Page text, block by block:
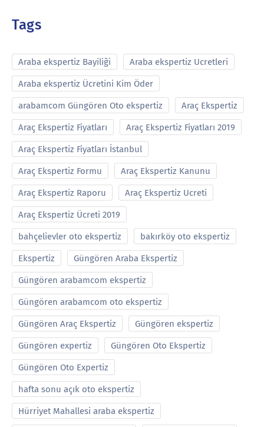
Tags
Araba ekspertiz Bayiliği Araba ekspertiz Ucretleri
Araba ekspertiz Ücretini Kim Öder
arabamcom Güngören Oto ekspertiz Araç Ekspertiz
Araç Ekspertiz Fiyatları Araç Ekspertiz Fiyatları 2019
Araç Ekspertiz Fiyatları İstanbul
Araç Ekspertiz Formu Araç Ekspertiz Kanunu
Araç Ekspertiz Raporu Araç Ekspertiz Ucreti
Araç Ekspertiz Ücreti 2019
bahçelievler oto ekspertiz bakırköy oto ekspertiz
Ekspertiz Güngören Araba Ekspertiz
Güngören arabamcom ekspertiz
Güngören arabamcom oto ekspertiz
Güngören Araç Ekspertiz Güngören ekspertiz
Güngören expertiz Güngören Oto Ekspertiz
Güngören Oto Expertiz
hafta sonu açık oto ekspertiz
Hürriyet Mahallesi araba ekspertiz